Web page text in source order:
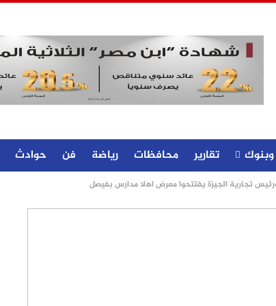
وبنوك تقارير محافظات رياضة فن حوادث
تجارية الجيزة يفتتحوا معرض اهلا مدارس بفيصل